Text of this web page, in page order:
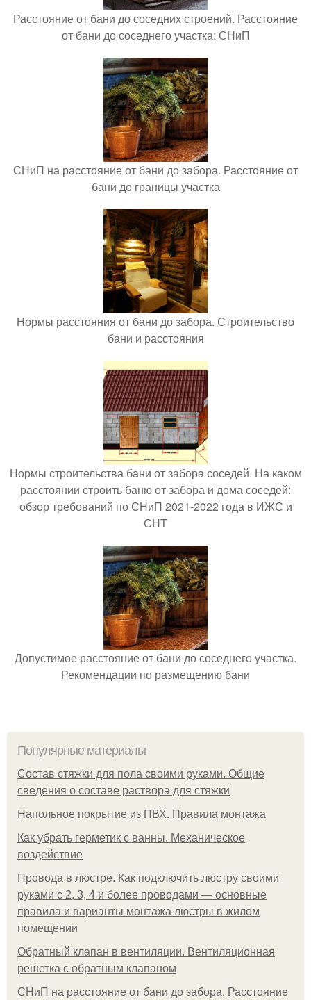
Расстояние от бани до соседних строений. Расстояние
от бани до соседнего участка: СНиП
СНиП на расстояние от бани до забора. Расстояние от
бани до границы участка
Нормы расстояния от бани до забора. Строительство
бани и расстояния
Нормы строительства бани от забора соседей. На каком
расстоянии строить баню от забора и дома соседей:
обзор требований по СНиП 2021-2022 года в ИЖС и
СНТ
Допустимое расстояние от бани до соседнего участка.
Рекомендации по размещению бани
Популярные материалы
Состав стяжки для пола своими руками. Общие
сведения о составе раствора для стяжки
Напольное покрытие из ПВХ. Правила монтажа
Как убрать герметик с ванны. Механическое
воздействие
Провода в люстре. Как подключить люстру своими
руками с 2, 3, 4 и более проводами — основные
правила и варианты монтажа люстры в жилом
помещении
Обратный клапан в вентиляции. Вентиляционная
решетка с обратным клапаном
СНиП на расстояние от бани до забора. Расстояние